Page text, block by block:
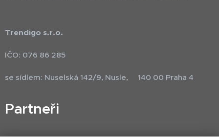
Trendigo s.r.o.
IČO: 076 86 285
se sídlem: Nuselská 142/9, Nusle, 140 00 Praha 4
Partneři